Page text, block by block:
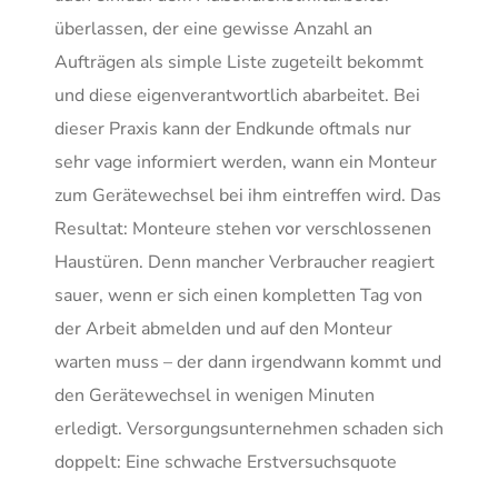
überlassen, der eine gewisse Anzahl an
Aufträgen als simple Liste zugeteilt bekommt
und diese eigenverantwortlich abarbeitet. Bei
dieser Praxis kann der Endkunde oftmals nur
sehr vage informiert werden, wann ein Monteur
zum Gerätewechsel bei ihm eintreffen wird. Das
Resultat: Monteure stehen vor verschlossenen
Haustüren. Denn mancher Verbraucher reagiert
sauer, wenn er sich einen kompletten Tag von
der Arbeit abmelden und auf den Monteur
warten muss – der dann irgendwann kommt und
den Gerätewechsel in wenigen Minuten
erledigt. Versorgungsunternehmen schaden sich
doppelt: Eine schwache Erstversuchsquote